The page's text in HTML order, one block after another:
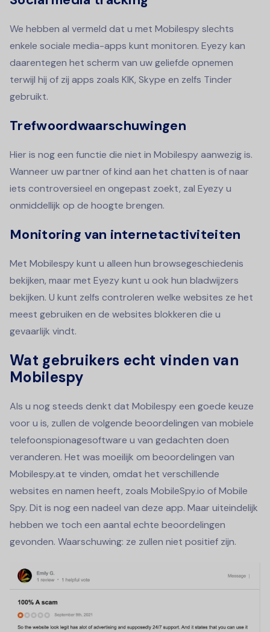
We hebben al vermeld dat u met Mobilespy slechts
enkele sociale media-apps kunt monitoren. Eyezy kan
daarentegen het scherm van uw geliefde opnemen
terwijl hij of zij apps zoals KIK, Skype en zelfs Tinder
gebruikt.
Trefwoordwaarschuwingen
Hier is nog een functie die niet in Mobilespy aanwezig is.
Wanneer uw partner of kind aan het chatten is of naar
iets controversieel en ongepast zoekt, zal Eyezy u
onmiddellijk op de hoogte brengen.
Monitoring van internetactiviteiten
Met Mobilespy kunt u alleen hun browsegeschiedenis
bekijken, maar met Eyezy kunt u ook hun bladwijzers
bekijken. U kunt zelfs controleren welke websites ze het
meest gebruiken en de websites blokkeren die u
gevaarlijk vindt.
Wat gebruikers echt vinden van
Mobilespy
Als u nog steeds denkt dat Mobilespy een goede keuze
voor u is, zullen de volgende beoordelingen van mobiele
telefoonspionagesoftware u van gedachten doen
veranderen. Het was moeilijk om beoordelingen van
Mobilespy.at te vinden, omdat het verschillende
websites en namen heeft, zoals MobileSpy.io of Mobile
Spy. Dit is nog een nadeel van deze app. Maar uiteindelijk
hebben we toch een aantal echte beoordelingen
gevonden. Waarschuwing: ze zullen niet positief zijn.